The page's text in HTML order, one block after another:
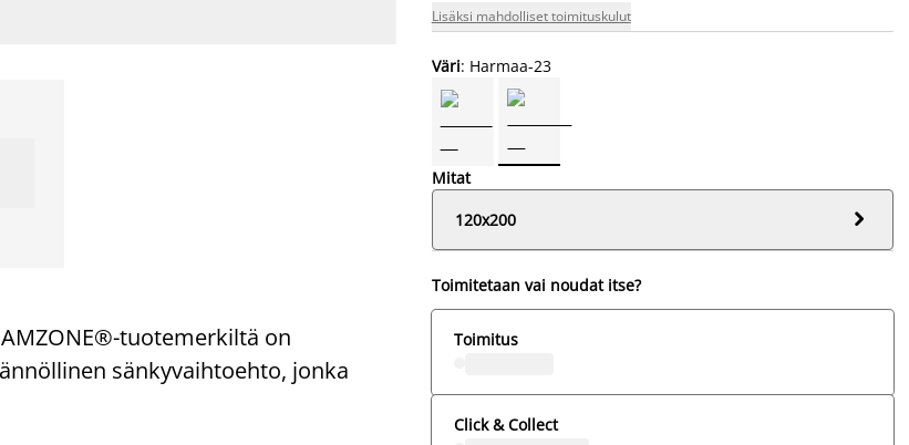
tuotemerkiltä on
sänkyvaihtoehto, jonka
Lisäksi mahdolliset toimituskulut
Väri: Harmaa-23
Mitat
120x200

Toimitetaan vai noudat itse?
Toimitus
Click & Collect